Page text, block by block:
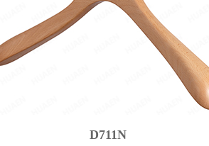
D711N